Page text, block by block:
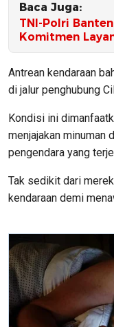
Baca Juga:
TNI-Polri
Komitmen
Antrean kendaraan
di jalur penghubung
Kondisi ini
menjajakan minuman
pengendara yang
Tak sedikit dari
kendaraan demi